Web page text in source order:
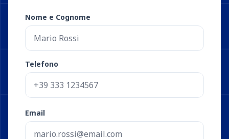
Nome e Cognome
Telefono
Email